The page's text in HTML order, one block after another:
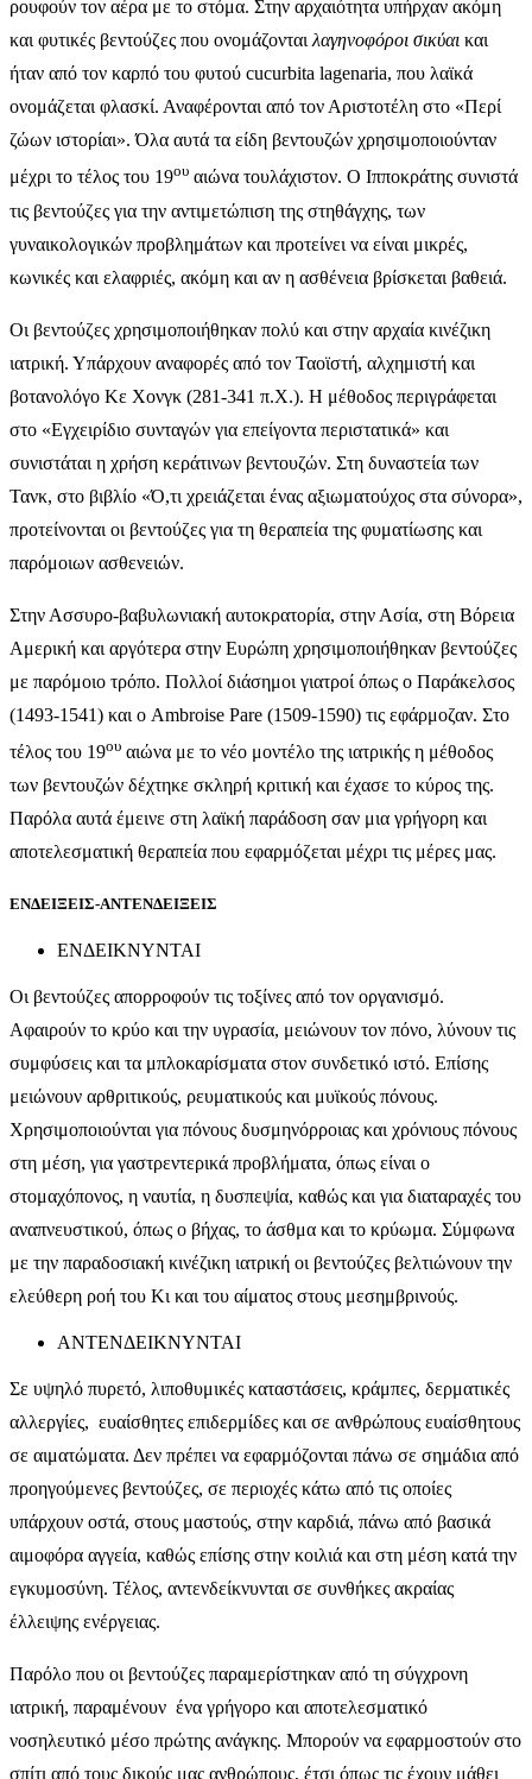
ρουφούν τον αέρα με το στόμα. Στην αρχαιότητα υπήρχαν ακόμη
και φυτικές βεντούζες που ονομάζονται λαγηνοφόροι σικύαι και
ήταν από τον καρπό του φυτού cucurbita lagenaria, που λαϊκά
ονομάζεται φλασκί. Αναφέρονται από τον Αριστοτέλη στο «Περί
ζώων ιστορίαι». Όλα αυτά τα είδη βεντουζών χρησιμοποιούνταν
μέχρι το τέλος του 19ου αιώνα τουλάχιστον. Ο Ιπποκράτης συνιστά
τις βεντούζες για την αντιμετώπιση της στηθάγχης, των
γυναικολογικών προβλημάτων και προτείνει να είναι μικρές,
κωνικές και ελαφριές, ακόμη και αν η ασθένεια βρίσκεται βαθειά.
Οι βεντούζες χρησιμοποιήθηκαν πολύ και στην αρχαία κινέζικη
ιατρική. Υπάρχουν αναφορές από τον Ταοϊστή, αλχημιστή και
βοτανολόγο Κε Χονγκ (281-341 π.Χ.). Η μέθοδος περιγράφεται
στο «Εγχειρίδιο συνταγών για επείγοντα περιστατικά» και
συνιστάται η χρήση κεράτινων βεντουζών. Στη δυναστεία των
Τανκ, στο βιβλίο «Ό,τι χρειάζεται ένας αξιωματούχος στα σύνορα»,
προτείνονται οι βεντούζες για τη θεραπεία της φυματίωσης και
παρόμοιων ασθενειών.
Στην Ασσυρο-βαβυλωνιακή αυτοκρατορία, στην Ασία, στη Βόρεια
Αμερική και αργότερα στην Ευρώπη χρησιμοποιήθηκαν βεντούζες
με παρόμοιο τρόπο. Πολλοί διάσημοι γιατροί όπως ο Παράκελσος
(1493-1541) και ο Ambroise Pare (1509-1590) τις εφάρμοζαν. Στο
τέλος του 19ου αιώνα με το νέο μοντέλο της ιατρικής η μέθοδος
των βεντουζών δέχτηκε σκληρή κριτική και έχασε το κύρος της.
Παρόλα αυτά έμεινε στη λαϊκή παράδοση σαν μια γρήγορη και
αποτελεσματική θεραπεία που εφαρμόζεται μέχρι τις μέρες μας.
ΕΝΔΕΙΞΕΙΣ-ΑΝΤΕΝΔΕΙΞΕΙΣ
ΕΝΔΕΙΚΝΥΝΤΑΙ
Οι βεντούζες απορροφούν τις τοξίνες από τον οργανισμό.
Αφαιρούν το κρύο και την υγρασία, μειώνουν τον πόνο, λύνουν τις
συμφύσεις και τα μπλοκαρίσματα στον συνδετικό ιστό. Επίσης
μειώνουν αρθριτικούς, ρευματικούς και μυϊκούς πόνους.
Χρησιμοποιούνται για πόνους δυσμηνόρροιας και χρόνιους πόνους
στη μέση, για γαστρεντερικά προβλήματα, όπως είναι ο
στομαχόπονος, η ναυτία, η δυσπεψία, καθώς και για διαταραχές του
αναπνευστικού, όπως ο βήχας, το άσθμα και το κρύωμα. Σύμφωνα
με την παραδοσιακή κινέζικη ιατρική οι βεντούζες βελτιώνουν την
ελεύθερη ροή του Κι και του αίματος στους μεσημβρινούς.
ΑΝΤΕΝΔΕΙΚΝΥΝΤΑΙ
Σε υψηλό πυρετό, λιποθυμικές καταστάσεις, κράμπες, δερματικές
αλλεργίες, ευαίσθητες επιδερμίδες και σε ανθρώπους ευαίσθητους
σε αιματώματα. Δεν πρέπει να εφαρμόζονται πάνω σε σημάδια από
προηγούμενες βεντούζες, σε περιοχές κάτω από τις οποίες
υπάρχουν οστά, στους μαστούς, στην καρδιά, πάνω από βασικά
αιμοφόρα αγγεία, καθώς επίσης στην κοιλιά και στη μέση κατά την
εγκυμοσύνη. Τέλος, αντενδείκνυνται σε συνθήκες ακραίας
έλλειψης ενέργειας.
Παρόλο που οι βεντούζες παραμερίστηκαν από τη σύγχρονη
ιατρική, παραμένουν ένα γρήγορο και αποτελεσματικό
νοσηλευτικό μέσο πρώτης ανάγκης. Μπορούν να εφαρμοστούν στο
σπίτι από τους δικούς μας ανθρώπους, έτσι όπως τις έχουν μάθει